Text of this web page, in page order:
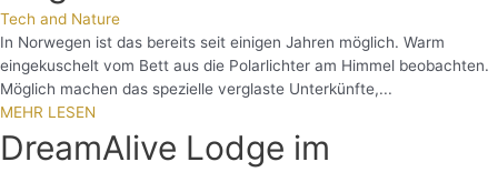
Tech and Nature
In Norwegen ist das bereits seit einigen Jahren möglich. Warm
eingekuschelt vom Bett aus die Polarlichter am Himmel beobachten.
Möglich machen das spezielle verglaste Unterkünfte,...
MEHR LESEN
DreamAlive Lodge im